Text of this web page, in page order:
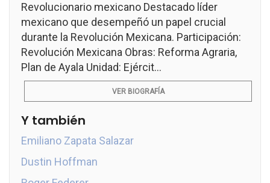
Revolucionario mexicano Destacado líder
mexicano que desempeñó un papel crucial
durante la Revolución Mexicana. Participación:
Revolución Mexicana Obras: Reforma Agraria,
Plan de Ayala Unidad: Ejércit...
VER BIOGRAFÍA
Y también
Emiliano Zapata Salazar
Dustin Hoffman